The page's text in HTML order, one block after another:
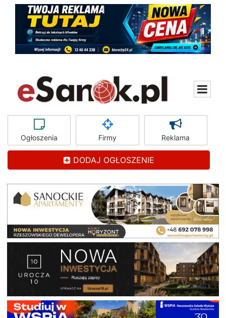
Ogłoszenia Firmy Reklama
DODAJ OGŁOSZENIE